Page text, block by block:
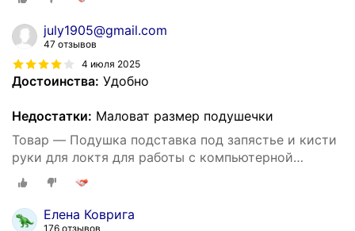
july1905@gmail.com
47 отзывов
4 июля 2025
Достоинства: Удобно
Недостатки: Маловат размер подушечки
Товар — Подушка подставка под запястье и кисти
руки для локтя для работы с компьютерной
мышью
Елена Коврига
176 отзывов